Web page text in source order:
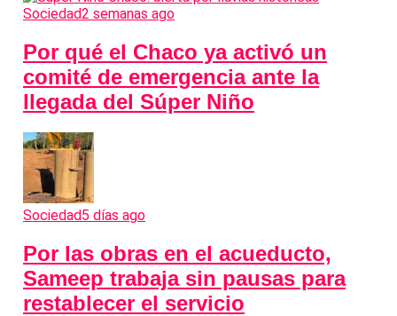
Sociedad2 semanas ago
Por qué el Chaco ya activó un
comité de emergencia ante la
llegada del Súper Niño
Sociedad5 días ago
Por las obras en el acueducto,
Sameep trabaja sin pausas para
restablecer el servicio